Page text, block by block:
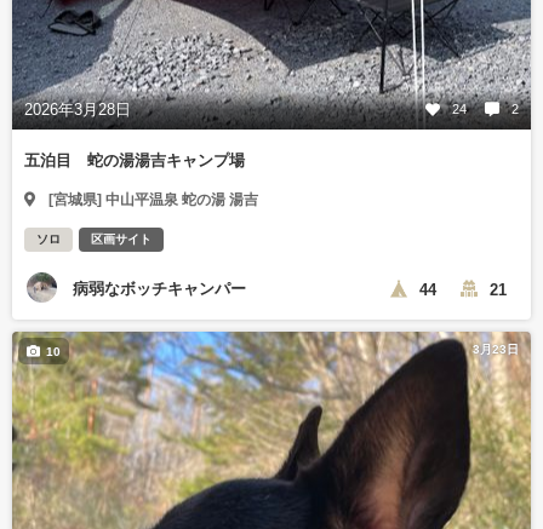
2026年3月28日 24 2
五泊目 蛇の湯湯吉キャンプ場
[宮城県] 中山平温泉 蛇の湯 湯吉
ソロ 区画サイト
病弱なボッチキャンパー 44 21
3月23日
10